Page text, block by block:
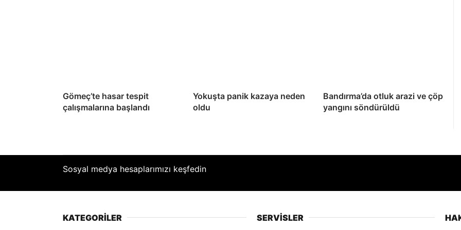
Gömeç’te hasar tespit
çalışmalarına başlandı
Yokuşta panik kazaya neden
oldu
Bandırma’da otluk arazi ve çöp
yangını söndürüldü
Sosyal medya hesaplarımızı keşfedin
KATEGORİLER SERVİSLER